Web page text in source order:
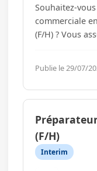
Souhaitez-
commerciale
(F/H) ? Vous
véhicules,
qualité et un
Vous
Publie le 29/07/
(F/H)
Interim